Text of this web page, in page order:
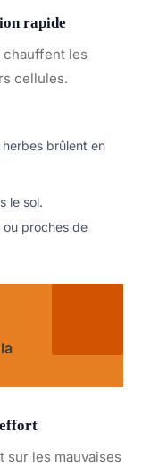
rapide
chauffent les
cellules.
brûlent en
le sol.
ou proches de
effort
sur les mauvaises